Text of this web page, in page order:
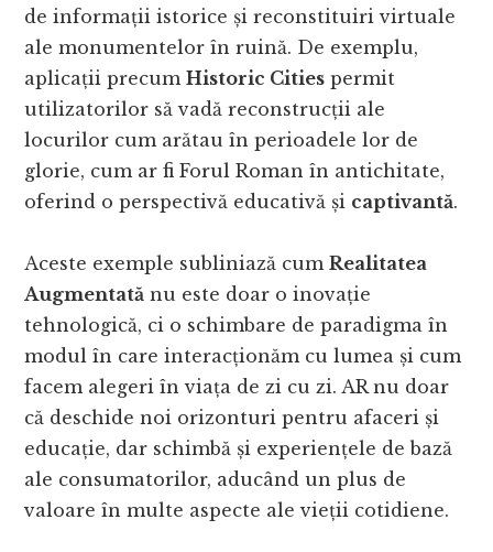
de informații istorice și reconstituiri virtuale
ale monumentelor în ruină. De exemplu,
aplicații precumHistoric Cities permit
utilizatorilor să vadă reconstrucții ale
locurilor cum arătau în perioadele lor de
glorie, cum ar fi Forul Roman în antichitate,
oferind o perspectivă educativă și captivantă.
Aceste exemple subliniază cumRealitatea
Augmentată nu este doar o inovație
tehnologică, ci o schimbare de paradigma în
modul în care interacționăm cu lumea și cum
facem alegeri în viața de zi cu zi. AR nu doar
că deschide noi orizonturi pentru afaceri și
educație, dar schimbă și experiențele de bază
ale consumatorilor, aducând un plus de
valoare în multe aspecte ale vieții cotidiene.